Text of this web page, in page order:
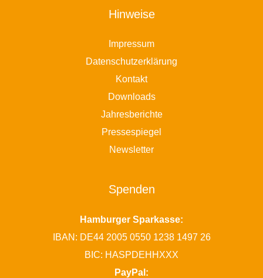
Hinweise
Impressum
Datenschutzerklärung
Kontakt
Downloads
Jahresberichte
Pressespiegel
Newsletter
Spenden
Hamburger Sparkasse:
IBAN: DE44 2005 0550 1238 1497 26
BIC: HASPDEHHXXX
PayPal: